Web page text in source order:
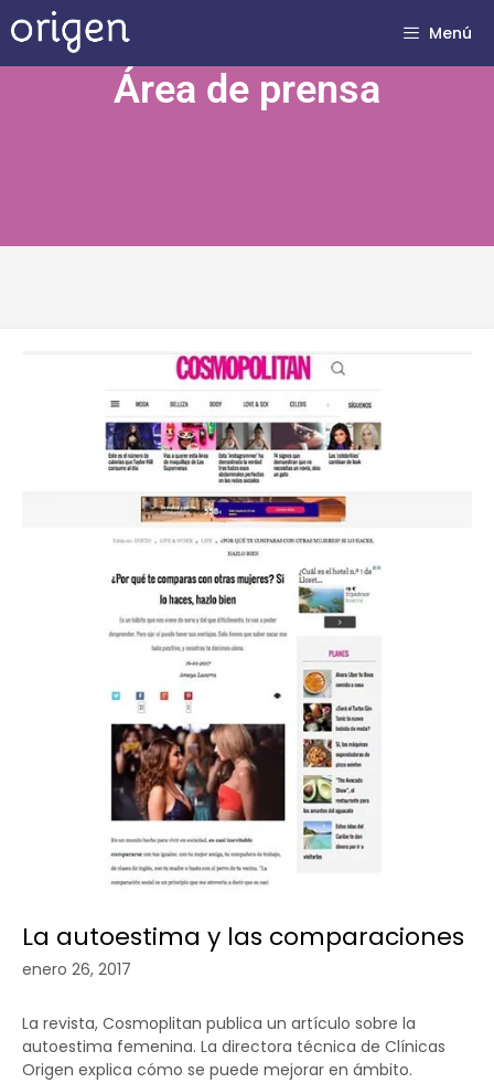
Menú
Área de prensa
La autoestima y las comparaciones
enero 26, 2017
La revista, Cosmoplitan publica un artículo sobre la
autoestima femenina. La directora técnica de Clínicas
Origen explica cómo se puede mejorar en ámbito.